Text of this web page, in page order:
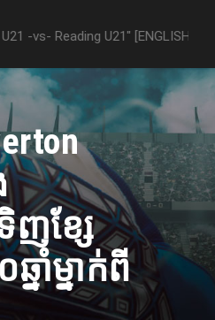
Reading U21" [ENGLISH
ញខ្សែ
នាំម្នាក់ពី